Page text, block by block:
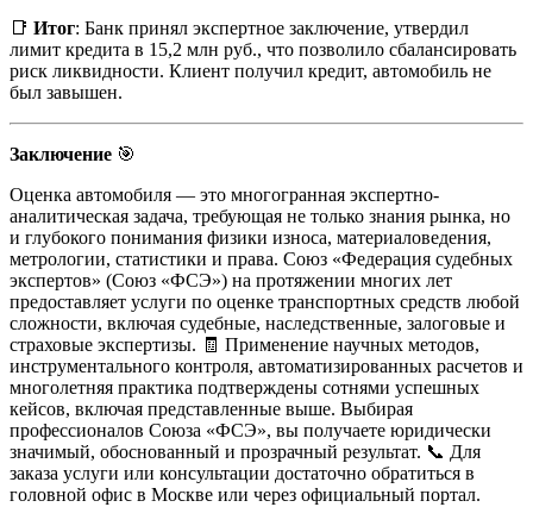
📑 Итог: Банк принял экспертное заключение, утвердил
лимит кредита в 15,2 млн руб., что позволило сбалансировать
риск ликвидности. Клиент получил кредит, автомобиль не
был завышен.
Заключение 🎯
Оценка автомобиля — это многогранная экспертно-
аналитическая задача, требующая не только знания рынка, но
и глубокого понимания физики износа, материаловедения,
метрологии, статистики и права. Союз «Федерация судебных
экспертов» (Союз «ФСЭ») на протяжении многих лет
предоставляет услуги по оценке транспортных средств любой
сложности, включая судебные, наследственные, залоговые и
страховые экспертизы. 🧾 Применение научных методов,
инструментального контроля, автоматизированных расчетов и
многолетняя практика подтверждены сотнями успешных
кейсов, включая представленные выше. Выбирая
профессионалов Союза «ФСЭ», вы получаете юридически
значимый, обоснованный и прозрачный результат. 📞 Для
заказа услуги или консультации достаточно обратиться в
головной офис в Москве или через официальный портал.